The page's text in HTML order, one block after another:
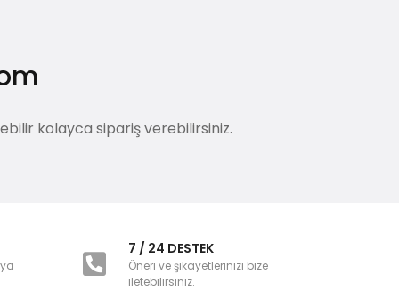
kolayca sipariş verebilirsiniz.
7 / 24 DESTEK
Öneri ve şikayetlerinizi bize
iletebilirsiniz.